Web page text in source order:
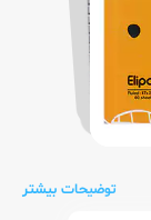
توضیحات بیشتر